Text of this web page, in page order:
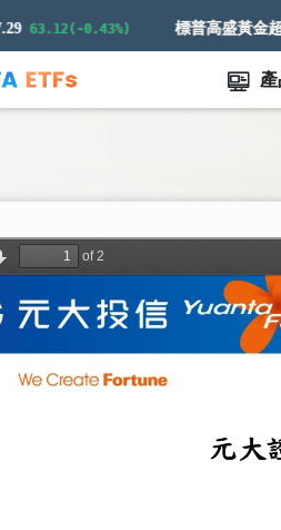
63.12(-0.43%) 標普高盛黃金超額回報指數